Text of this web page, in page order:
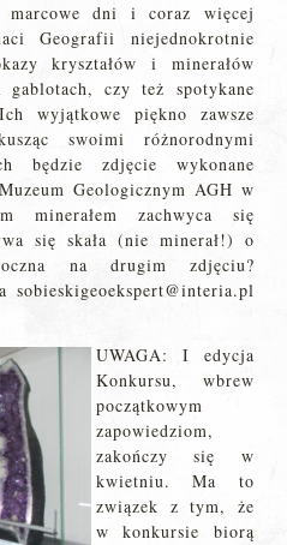
marcowe dni i coraz więcej
Geografii niejednokrotnie
kryształów i minerałów
gablotach, czy też spotykane
wyjątkowe piękno zawsze
swoimi różnorodnymi
będzie zdjęcie wykonane
Geologicznym AGH w
minerałem zachwyca się
się skała (nie minerał!) o
na drugim zdjęciu?
sobieskigeoekspert@interia.pl
UWAGA: I edycja
Konkursu, wbrew
początkowym
zapowiedziom,
zakończy się w
kwietniu. Ma to
związek z tym, że
w konkursie biorą